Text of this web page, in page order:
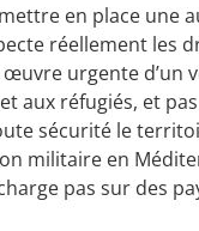
en place une
réellement les
urgente d’un
aux réfugiés, et
sécurité le
militaire en
pas sur des